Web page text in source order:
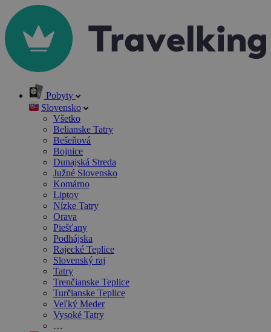
Pobyty
Slovensko
Všetko
Belianske Tatry
Bešeňová
Bojnice
Dunajská Streda
Južné Slovensko
Komárno
Liptov
Nízke Tatry
Orava
Piešťany
Podhájska
Rajecké Teplice
Slovenský raj
Tatry
Trenčianske Teplice
Turčianske Teplice
Veľký Meder
Vysoké Tatry
…